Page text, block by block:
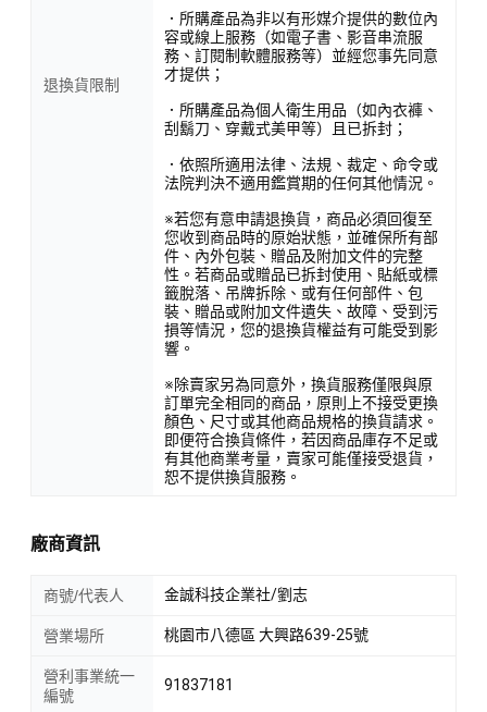
退換貨限制
．所購產品為非以有形媒介提供的數位內
容或線上服務（如電子書、影音串流服
務、訂閱制軟體服務等）並經您事先同意
才提供；
．所購產品為個人衛生用品（如內衣褲、
刮鬍刀、穿戴式美甲等）且已拆封；
．依照所適用法律、法規、裁定、命令或
法院判決不適用鑑賞期的任何其他情況。
※若您有意申請退換貨，商品必須回復至
您收到商品時的原始狀態，並確保所有部
件、內外包裝、贈品及附加文件的完整
性。若商品或贈品已拆封使用、貼紙或標
籤脫落、吊牌拆除、或有任何部件、包
裝、贈品或附加文件遺失、故障、受到污
損等情況，您的退換貨權益有可能受到影
響。
※除賣家另為同意外，換貨服務僅限與原
訂單完全相同的商品，原則上不接受更換
顏色、尺寸或其他商品規格的換貨請求。
即便符合換貨條件，若因商品庫存不足或
有其他商業考量，賣家可能僅接受退貨，
恕不提供換貨服務。
廠商資訊
商號/代表人 金誠科技企業社/劉志
營業場所 桃園市八德區 大興路639-25號
營利事業統一
編號
91837181